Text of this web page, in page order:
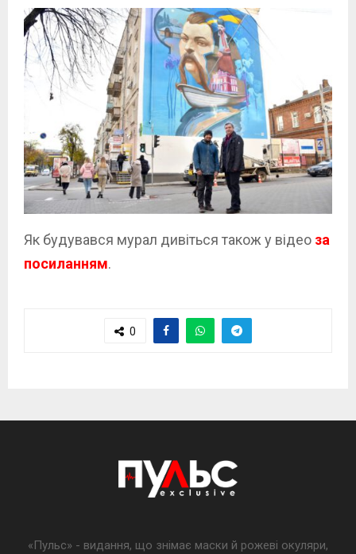
Як будувався мурал дивіться також у відео за
посиланням.
0
«Пульс» - видання, що знімає маски й рожеві окуляри,